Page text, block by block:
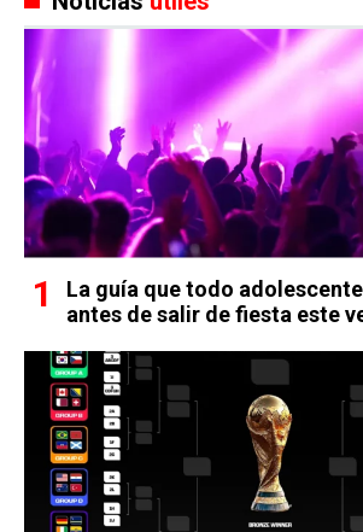
La guía que todo
antes de salir de fiesta este